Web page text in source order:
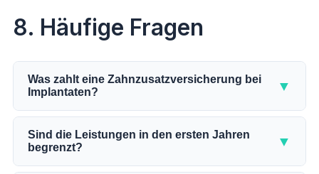
8. Häufige Fragen
Was zahlt eine Zahnzusatzversicherung bei
Implantaten?
▼
Die Zahnzusatzversicherung übernimmt je nach
Tarif 75 bis 100 Prozent der Implantatkosten, die
nach dem GKV-Festzuschuss übrig bleiben. Die
GKV zahlt bei einem Implantat nur den Zuschuss für
Sind die Leistungen in den ersten Jahren
begrenzt?
▼